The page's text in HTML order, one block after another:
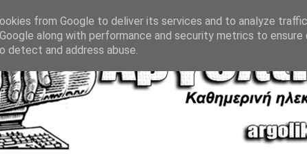
from Google to deliver its services and to analyze
along with performance and security metrics to
detect and address abuse.